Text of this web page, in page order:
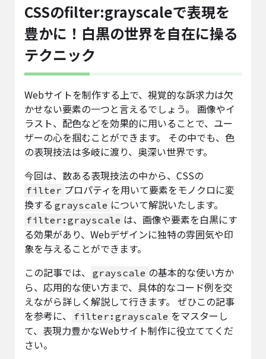
CSSのfilter:grayscaleで表現を
豊かに！白黒の世界を自在に操る
テクニック
Webサイトを制作する上で、視覚的な訴求力は欠
かせない要素の一つと言えるでしょう。 画像やイ
ラスト、配色などを効果的に用いることで、ユー
ザーの心を掴むことができます。 その中でも、色
の表現技法は多岐に渡り、奥深い世界です。
今回は、数ある表現技法の中から、CSSの
filter プロパティを用いて要素をモノクロに変
換する grayscale について解説いたします。
filter:grayscale は、画像や要素を白黒にす
る効果があり、Webデザインに独特の雰囲気や印
象を与えることができます。
この記事では、
grayscale の基本的な使い方か
ら、応用的な使い方まで、具体的なコード例を交
えながら詳しく解説して行きます。 ぜひこの記事
を参考に、
filter:grayscale をマスターし
て、表現力豊かなWebサイト制作に役立ててくだ
さい。